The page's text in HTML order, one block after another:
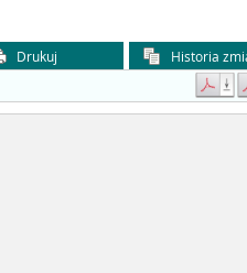
Drukuj
Historia